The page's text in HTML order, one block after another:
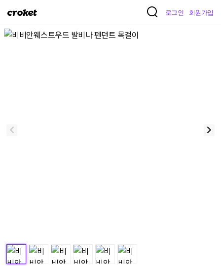
크
켓
로그인 회원가입